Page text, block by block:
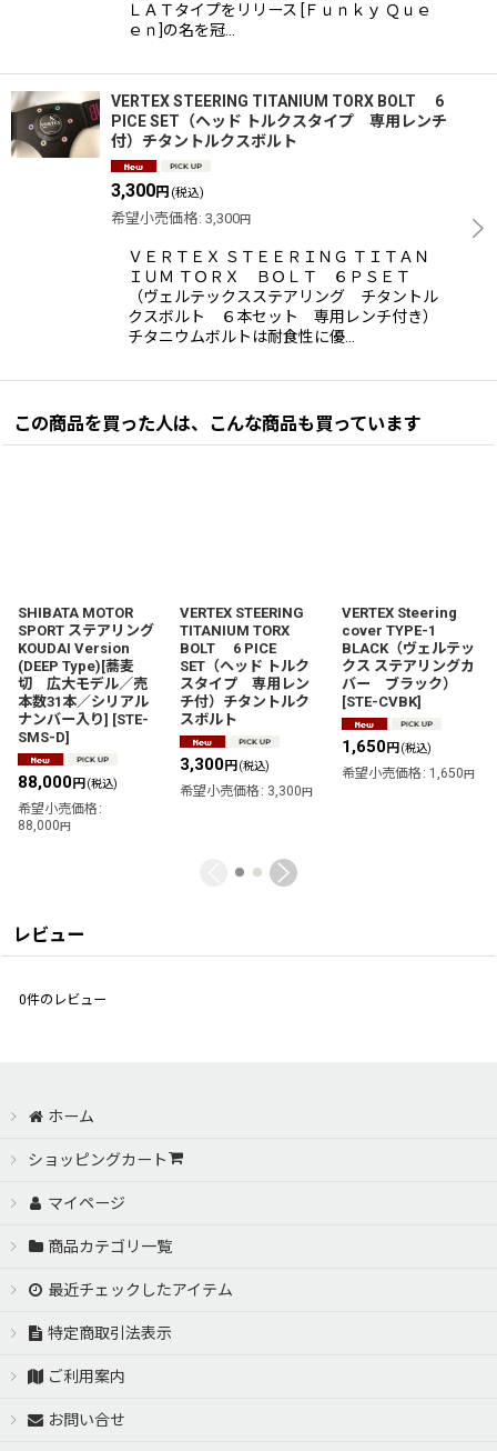
ＬＡＴタイプをリリース [Ｆｕｎｋｙ Ｑｕｅ
ｅｎ]の名を冠…
VERTEX STEERING TITANIUM TORX BOLT 6
PICE SET（ヘッド トルクスタイプ 専用レンチ
付）チタントルクスボルト
3,300円 (税込)
希望小売価格: 3,300円
ＶＥＲＴＥＸ ＳＴＥＥＲＩＮＧ ＴＩＴＡＮ
ＩＵＭ ＴＯＲＸ ＢＯＬＴ ６ＰＳＥＴ
（ヴェルテックスステアリング チタントル
クスボルト ６本セット 専用レンチ付き）
チタニウムボルトは耐食性に優…
この商品を買った人は、こんな商品も買っています
SHIBATA MOTOR
SPORT ステアリング
KOUDAI Version
(DEEP Type)[蕎麦
切 広大モデル／売
本数31本／シリアル
ナンバー入り] [STE-
SMS-D]
88,000円 (税込)
希望小売価格 :
88,000円
VERTEX STEERING
TITANIUM TORX
BOLT 6 PICE
SET（ヘッド トルク
スタイプ 専用レン
チ付）チタントルク
スボルト
3,300円 (税込)
希望小売価格 : 3,300円
VERTEX Steering
cover TYPE-1
BLACK（ヴェルテッ
クス ステアリングカ
バー ブラック）
[STE-CVBK]
1,650円 (税込)
希望小売価格 : 1,650円
レビュー
0件のレビュー
ホーム
ショッピングカート
マイページ
商品カテゴリ一覧
最近チェックしたアイテム
特定商取引法表示
ご利用案内
お問い合せ